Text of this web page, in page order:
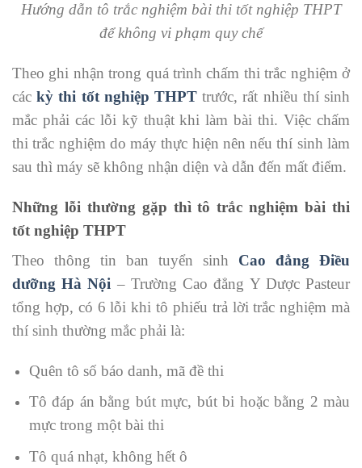
Hướng dẫn tô trắc nghiệm bài thi tốt nghiệp THPT
để không vi phạm quy chế
Theo ghi nhận trong quá trình chấm thi trắc nghiệm ở
cáckỳ thi tốt nghiệp THPT trước, rất nhiều thí sinh
mắc phải các lỗi kỹ thuật khi làm bài thi. Việc chấm
thi trắc nghiệm do máy thực hiện nên nếu thí sinh làm
sau thì máy sẽ không nhận diện và dẫn đến mất điểm.
Những lỗi thường gặp thì tô trắc nghiệm bài thi
tốt nghiệp THPT
Theo thông tin ban tuyển sinh Cao đẳng Điều
dưỡng Hà Nội – Trường Cao đẳng Y Dược Pasteur
tổng hợp, có 6 lỗi khi tô phiếu trả lời trắc nghiệm mà
thí sinh thường mắc phải là:
Quên tô số báo danh, mã đề thi
Tô đáp án bằng bút mực, bút bi hoặc bằng 2 màu
mực trong một bài thi
Tô quá nhạt, không hết ô